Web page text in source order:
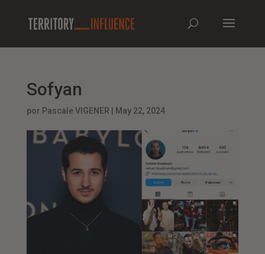
Sofyan
por Pascale VIGENER May 22, 2024